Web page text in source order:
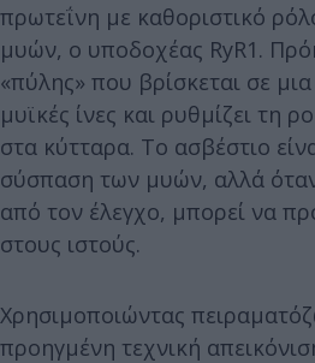
πρωτεΐνη με καθοριστικό
μυών, ο υποδοχέας RyR1.
«πύλης» που βρίσκεται σε
μυϊκές ίνες και ρυθμίζει τη
στα κύτταρα. Το ασβέστιο
σύσπαση των μυών, αλλά
από τον έλεγχο, μπορεί να
στους ιστούς.
Χρησιμοποιώντας
προηγμένη τεχνική